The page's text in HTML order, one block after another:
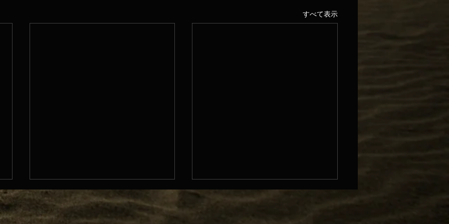
すべて表示